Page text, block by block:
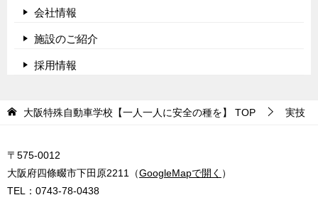
会社情報
施設のご紹介
採用情報
大阪特殊自動車学校【一人一人に安全の種を】 TOP 実技
〒575-0012
大阪府四條畷市下田原2211（GoogleMapで開く ）
TEL： 0743-78-0438